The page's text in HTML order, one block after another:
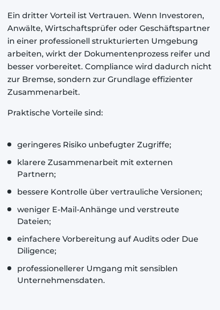
Ein dritter Vorteil ist Vertrauen. Wenn Investoren,
Anwälte, Wirtschaftsprüfer oder Geschäftspartner
in einer professionell strukturierten Umgebung
arbeiten, wirkt der Dokumentenprozess reifer und
besser vorbereitet. Compliance wird dadurch nicht
zur Bremse, sondern zur Grundlage effizienter
Zusammenarbeit.
Praktische Vorteile sind:
geringeres Risiko unbefugter Zugriffe;
klarere Zusammenarbeit mit externen
Partnern;
bessere Kontrolle über vertrauliche Versionen;
weniger E-Mail-Anhänge und verstreute
Dateien;
einfachere Vorbereitung auf Audits oder Due
Diligence;
professionellerer Umgang mit sensiblen
Unternehmensdaten.